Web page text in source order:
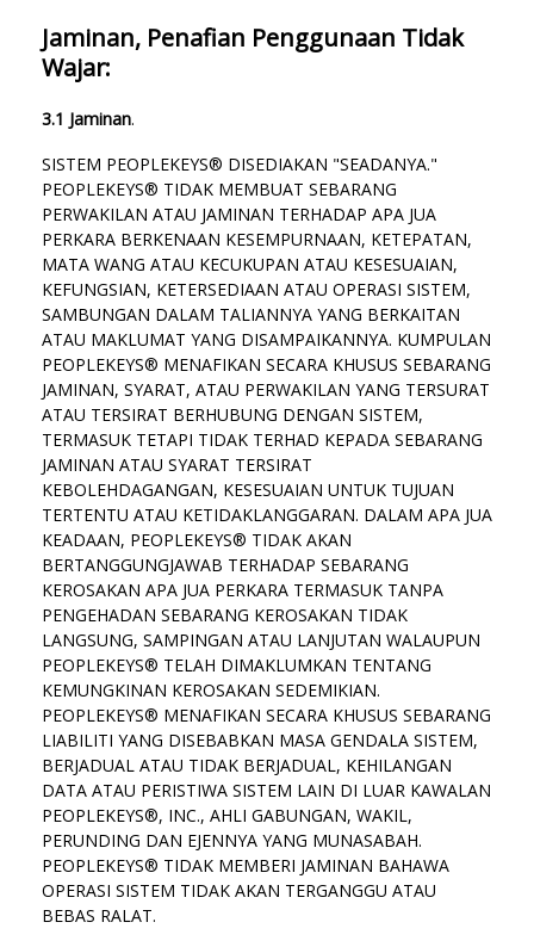
Jaminan, Penafian Penggunaan Tidak
Wajar:
3.1 Jaminan.
SISTEM PEOPLEKEYS® DISEDIAKAN "SEADANYA."
PEOPLEKEYS® TIDAK MEMBUAT SEBARANG
PERWAKILAN ATAU JAMINAN TERHADAP APA JUA
PERKARA BERKENAAN KESEMPURNAAN, KETEPATAN,
MATA WANG ATAU KECUKUPAN ATAU KESESUAIAN,
KEFUNGSIAN, KETERSEDIAAN ATAU OPERASI SISTEM,
SAMBUNGAN DALAM TALIANNYA YANG BERKAITAN
ATAU MAKLUMAT YANG DISAMPAIKANNYA. KUMPULAN
PEOPLEKEYS® MENAFIKAN SECARA KHUSUS SEBARANG
JAMINAN, SYARAT, ATAU PERWAKILAN YANG TERSURAT
ATAU TERSIRAT BERHUBUNG DENGAN SISTEM,
TERMASUK TETAPI TIDAK TERHAD KEPADA SEBARANG
JAMINAN ATAU SYARAT TERSIRAT
KEBOLEHDAGANGAN, KESESUAIAN UNTUK TUJUAN
TERTENTU ATAU KETIDAKLANGGARAN. DALAM APA JUA
KEADAAN, PEOPLEKEYS® TIDAK AKAN
BERTANGGUNGJAWAB TERHADAP SEBARANG
KEROSAKAN APA JUA PERKARA TERMASUK TANPA
PENGEHADAN SEBARANG KEROSAKAN TIDAK
LANGSUNG, SAMPINGAN ATAU LANJUTAN WALAUPUN
PEOPLEKEYS® TELAH DIMAKLUMKAN TENTANG
KEMUNGKINAN KEROSAKAN SEDEMIKIAN.
PEOPLEKEYS® MENAFIKAN SECARA KHUSUS SEBARANG
LIABILITI YANG DISEBABKAN MASA GENDALA SISTEM,
BERJADUAL ATAU TIDAK BERJADUAL, KEHILANGAN
DATA ATAU PERISTIWA SISTEM LAIN DI LUAR KAWALAN
PEOPLEKEYS®, INC., AHLI GABUNGAN, WAKIL,
PERUNDING DAN EJENNYA YANG MUNASABAH.
PEOPLEKEYS® TIDAK MEMBERI JAMINAN BAHAWA
OPERASI SISTEM TIDAK AKAN TERGANGGU ATAU
BEBAS RALAT.